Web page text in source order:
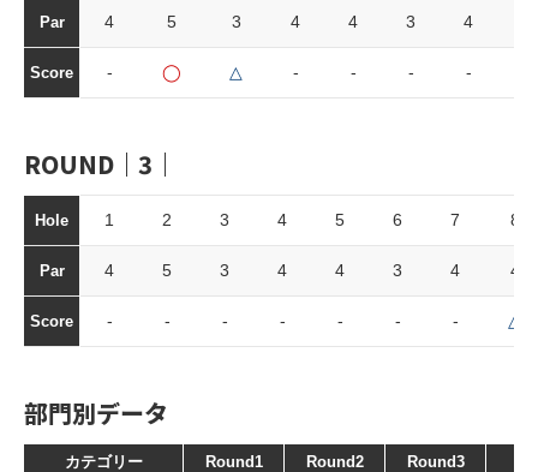
Par 4 5 3 4 4 3 4
Score - ◯ △ - - - -
ROUND｜3｜
Hole 1 2 3 4 5 6 7 8
Par 4 5 3 4 4 3 4 4
Score - - - - - - - △
部門別データ
カテゴリー Round1 Round2 Round3